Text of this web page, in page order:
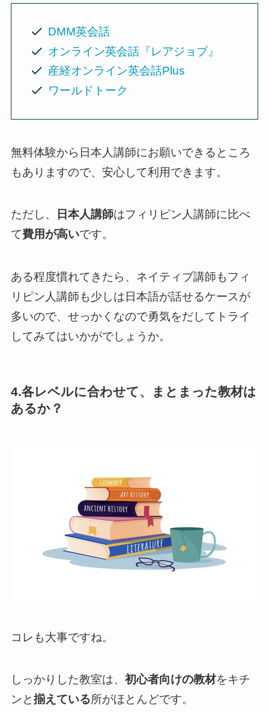
DMM英会話
オンライン英会話『レアジョブ』
産経オンライン英会話Plus
ワールドトーク
無料体験から日本人講師にお願いできるところ
もありますので、安心して利用できます。
ただし、 日本人講師はフィリピン人講師に比べ
て費用が高いです。
ある程度慣れてきたら、ネイティブ講師もフィ
リピン人講師も少しは日本語が話せるケースが
多いので、せっかくなので勇気をだしてトライ
してみてはいかがでしょうか。
4.各レベルに合わせて、まとまった教材は
あるか？
コレも大事ですね。
しっかりした教室は、 初心者向けの教材をキチ
ンと揃えている所がほとんどです。